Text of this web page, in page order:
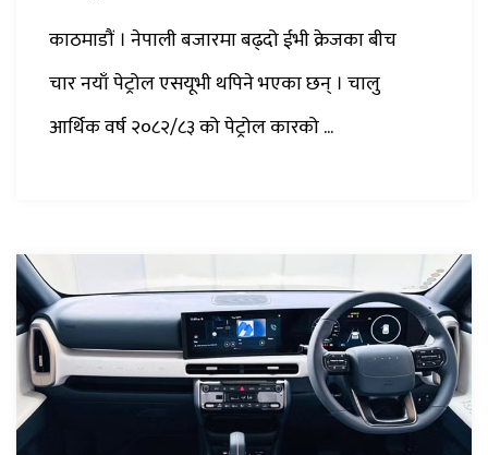
काठमाडौं । नेपाली बजारमा बढ्दो ईभी क्रेजका बीच
चार नयाँ पेट्रोल एसयूभी थपिने भएका छन् । चालु
आर्थिक वर्ष २०८२/८३ को पेट्रोल कारको ...